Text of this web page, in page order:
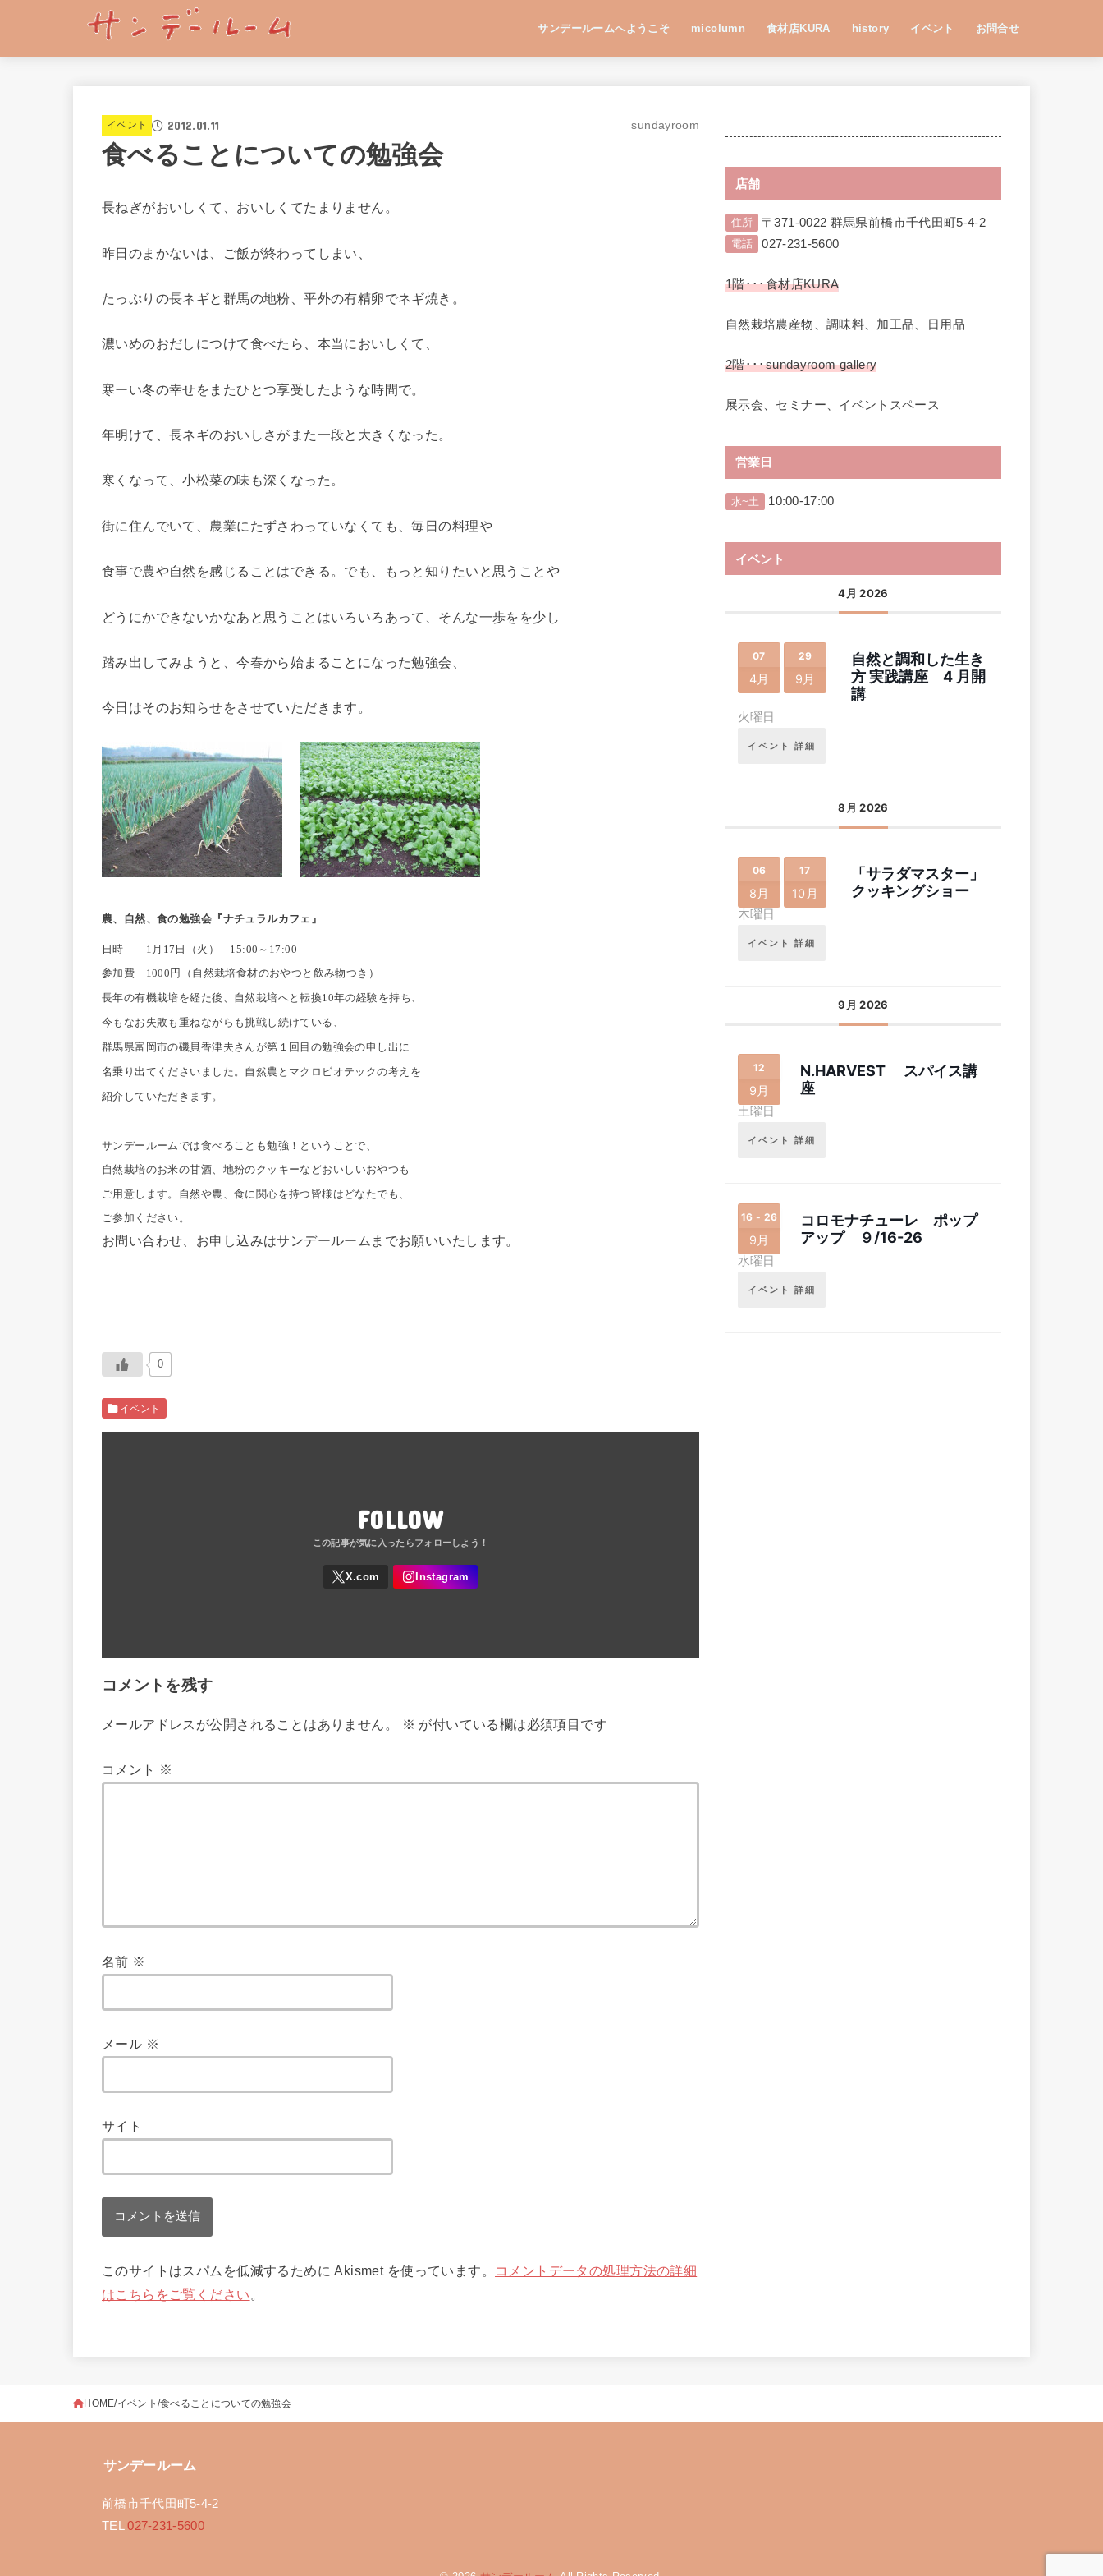
サンデールームへようこそ micolumn 食材店KURA history イベント お問合せ
イベント 2012.01.11 sundayroom
食べることについての勉強会
長ねぎがおいしくて、おいしくてたまりません。
昨日のまかないは、ご飯が終わってしまい、
たっぷりの長ネギと群馬の地粉、平外の有精卵でネギ焼き。
濃いめのおだしにつけて食べたら、本当においしくて、
寒ーい冬の幸せをまたひとつ享受したような時間で。
年明けて、長ネギのおいしさがまた一段と大きくなった。
寒くなって、小松菜の味も深くなった。
街に住んでいて、農業にたずさわっていなくても、毎日の料理や
食事で農や自然を感じることはできる。でも、もっと知りたいと思うことや
どうにかできないかなあと思うことはいろいろあって、そんな一歩をを少し
踏み出してみようと、今春から始まることになった勉強会、
今日はそのお知らせをさせていただきます。
農、自然、食の勉強会『ナチュラルカフェ』
日時 1 月 17 日（火） 15:00 ～ 17:00
参加費 1000円（自然栽培食材のおやつと飲み物つき）
長年の有機栽培を経た後、 自然栽培へと転換10年の経験を持ち、
今もなお失敗も重ねながらも挑戦し続けている、
群馬県富岡市の磯貝香津夫さんが第１回目の勉強会の申し出に
名乗り出てくださいました。自然農とマクロビオテックの考えを
紹介していただきます。
サンデールームでは食べることも勉強！ ということで、
自然栽培のお米の甘酒、 地粉のクッキーなどおいしいおやつも
ご用意します。 自然や農、食に関心を持つ皆様はどなたでも、
ご参加ください。
お問い合わせ、お申し込みはサンデールームまでお願いいたします。
0
イベント
FOLLOW
コメントを残す
メールアドレスが公開されることはありません。 ※ が付いている欄は必須項目です
コメント ※
名前 ※
メール ※
サイト
このサイトはスパムを低減するために Akismet を使っています。
コメントデータの処理方法の詳細
はこちらをご覧ください 。
店舗
住所 〒371-0022 群馬県前橋市千代田町5-4-2
電話 027-231-5600
1階･･･食材店KURA
自然栽培農産物、調味料、加工品、日用品
2階･･･sundayroom gallery
展示会、セミナー、イベントスペース
営業日
水~土 10:00-17:00
イベント
4月 2026
07
4月
29
9月
自然と調和した生き
方 実践講座 4 月開
講
火曜日
イベント 詳細
8月 2026
06
8月
17
10月
「サラダマスター」
クッキングショー
木曜日
イベント 詳細
9月 2026
12
9月
N.HARVEST スパイス講
座
土曜日
イベント 詳細
16 - 26
9月
コロモナチューレ ポップ
アップ ９/16-26
水曜日
イベント 詳細
HOME イベント 食べることについての勉強会
サンデールーム
前橋市千代田町5-4-2
TEL027-231-5600